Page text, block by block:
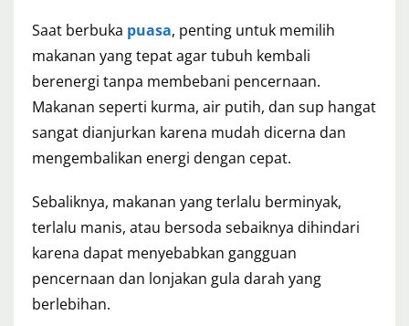
Saat berbuka puasa, penting untuk memilih
makanan yang tepat agar tubuh kembali
berenergi tanpa membebani pencernaan.
Makanan seperti kurma, air putih, dan sup hangat
sangat dianjurkan karena mudah dicerna dan
mengembalikan energi dengan cepat.
Sebaliknya, makanan yang terlalu berminyak,
terlalu manis, atau bersoda sebaiknya dihindari
karena dapat menyebabkan gangguan
pencernaan dan lonjakan gula darah yang
berlebihan.